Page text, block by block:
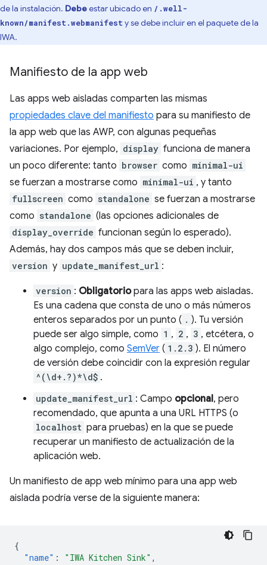
de la instalación. Debeestar ubicado en /.well-
known/manifest.webmanifest y se debe incluir en el paquete de la
IWA.
Manifiesto de la app web
Las apps web aisladas comparten las mismas
propiedades clave del manifiesto para su manifiesto de
la app web que las AWP, con algunas pequeñas
variaciones. Por ejemplo, display funciona de manera
un poco diferente: tanto browser como minimal-ui
se fuerzan a mostrarse como minimal-ui , y tanto
fullscreen como standalone se fuerzan a mostrarse
como standalone (las opciones adicionales de
display_override funcionan según lo esperado).
Además, hay dos campos más que se deben incluir,
version y update_manifest_url :
version : Obligatoriopara las apps web aisladas.
Es una cadena que consta de uno o más números
enteros separados por un punto ( . ). Tu versión
puede ser algo simple, como 1 , 2 , 3 , etcétera, o
algo complejo, como SemVer ( 1.2.3 ). El número
de versión debe coincidir con la expresión regular
^(\d+.?)*\d$ .
update_manifest_url : Campo opcional, pero
recomendado, que apunta a una URL HTTPS (o
localhost para pruebas) en la que se puede
recuperar un manifiesto de actualización de la
aplicación web.
Un manifiesto de app web mínimo para una app web
aislada podría verse de la siguiente manera:
{
"name" : "IWA Kitchen Sink" ,